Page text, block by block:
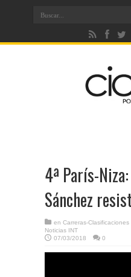
4ª París-
Sánchez
en Carreras-Clasificaciones
Noticias INT
07/03/2018
0